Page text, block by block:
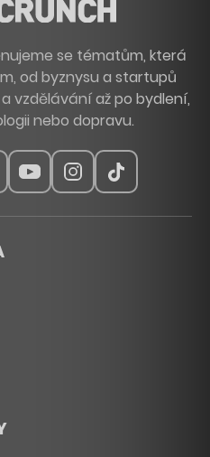
se tématům, která
od byznysu a startupů
vzdělávání až po bydlení,
nebo dopravu.